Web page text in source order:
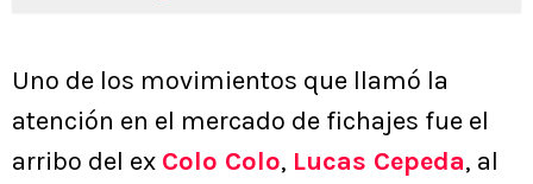
Uno de los movimientos que llamó la
atención en el mercado de fichajes fue el
arribo del ex Colo Colo, Lucas Cepeda, al